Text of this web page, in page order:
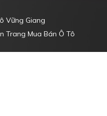
Vững Giang
Trang Mua Bán Ô Tô